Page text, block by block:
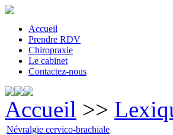
Accueil
Prendre RDV
Chiropraxie
Le cabinet
Contactez-nous
Accueil >>
Névralgie cervico-brachiale